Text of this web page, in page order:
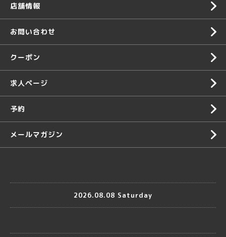
店舗情報
お問い合わせ
クーポン
求人ページ
予約
メールマガジン
2026.08.08 Saturday